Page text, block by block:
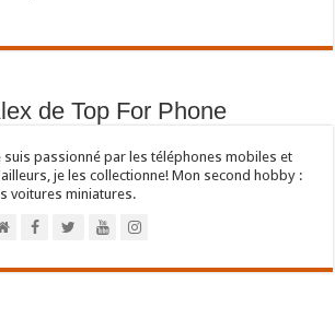
de Top For Phone
suis passionné par les téléphones mobiles et
je les collectionne! Mon second hobby :
voitures miniatures.